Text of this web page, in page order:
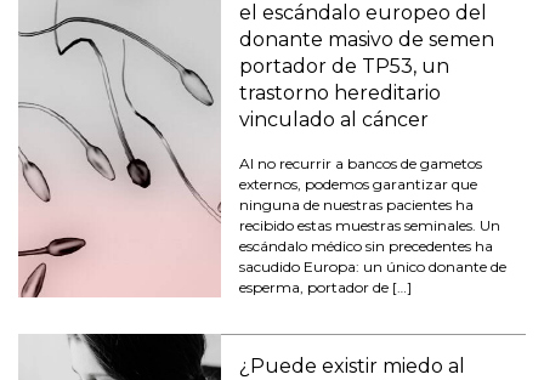
el escándalo europeo del
donante masivo de semen
portador de TP53, un
trastorno hereditario
vinculado al cáncer
Al no recurrir a bancos de gametos
externos, podemos garantizar que
ninguna de nuestras pacientes ha
recibido estas muestras seminales. Un
escándalo médico sin precedentes ha
sacudido Europa: un único donante de
esperma, portador de […]
¿Puede existir miedo al